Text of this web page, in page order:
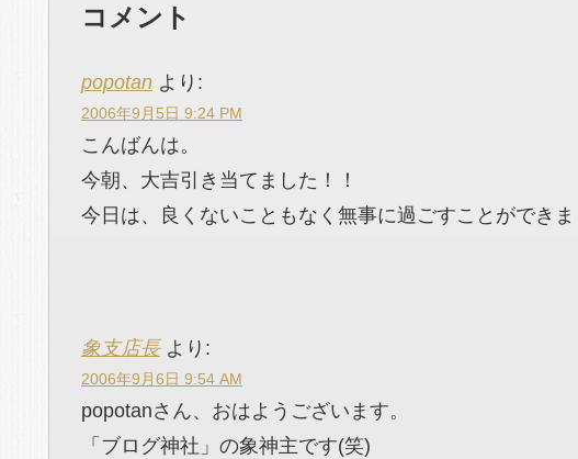
コメント
popotan より:
2006年9月5日 9:24 PM
こんばんは。
今朝、大吉引き当てました！！
今日は、良くないこともなく無事に過ごすことができま
象支店長 より:
2006年9月6日 9:54 AM
popotanさん、おはようございます。
「ブログ神社」の象神主です(笑)